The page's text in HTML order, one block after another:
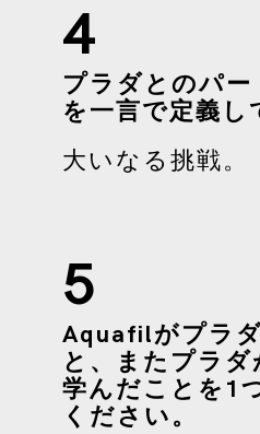
4
プラダとのパ
を一言で定義し
大いなる挑戦。
5
Aquafilがプラ
と、またプラ
学んだことを1
ください。